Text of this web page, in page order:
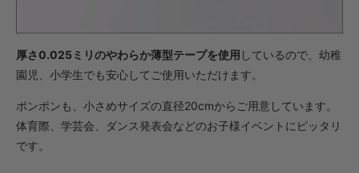
厚さ0.025ミリのやわらか薄型テープを使用 しているので、幼稚
園児、小学生でも安心してご使用いただけます。
ポンポンも、小さめサイズの直径20cmからご用意しています。
体育際、学芸会、ダンス発表会などのお子様イベントにピッタリ
です。